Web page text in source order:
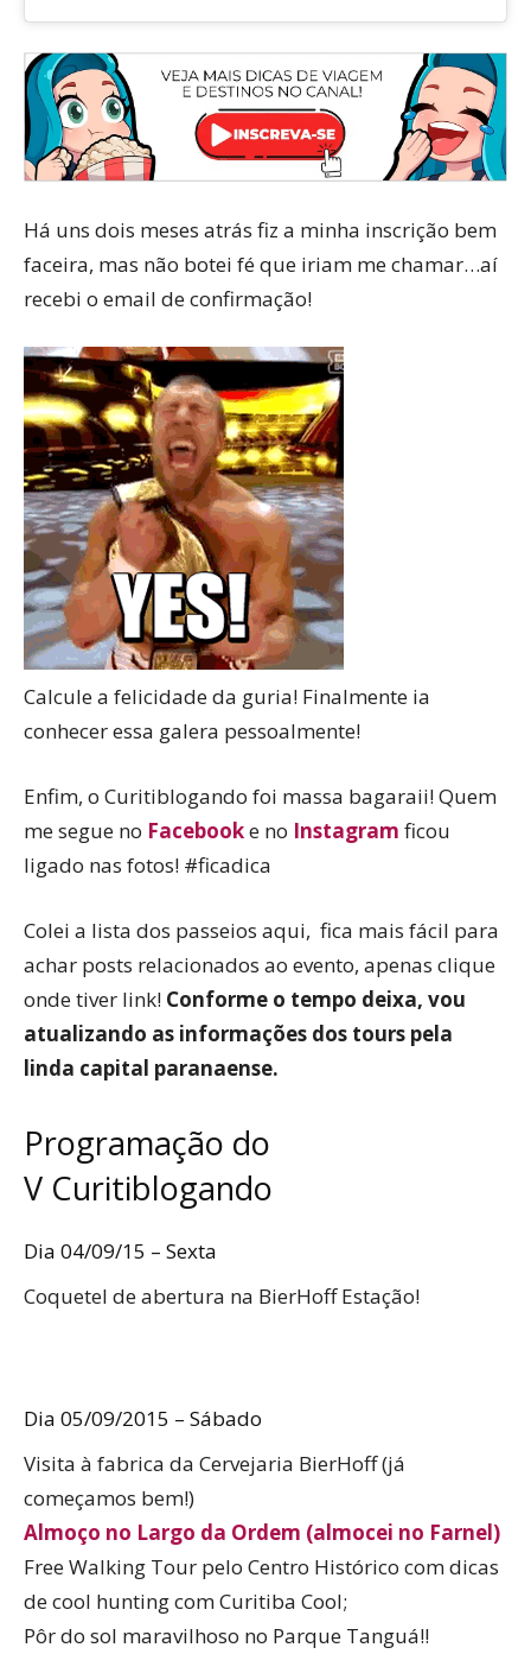
Há uns dois meses atrás fiz a minha inscrição bem
faceira, mas não botei fé que iriam me chamar…aí
recebi o email de confirmação!
Calcule a felicidade da guria! Finalmente ia
conhecer essa galera pessoalmente!
Enfim, o Curitiblogando foi massa bagaraii! Quem
me segue no Facebooke no Instagram ficou
ligado nas fotos! #ficadica
Colei a lista dos passeios aqui, fica mais fácil para
achar posts relacionados ao evento, apenas clique
onde tiver link! Conforme o tempo deixa, vou
atualizando as informações dos tours pela
linda capital paranaense.
Programação do
V Curitiblogando
Dia 04/09/15 – Sexta
Coquetel de abertura na BierHoff Estação!
Dia 05/09/2015 – Sábado
Visita à fabrica da Cervejaria BierHoff (já
começamos bem!)
Almoço no Largo da Ordem (almocei no Farnel)
Free Walking Tour pelo Centro Histórico com dicas
de cool hunting com Curitiba Cool;
Pôr do sol maravilhoso no Parque Tanguá!!